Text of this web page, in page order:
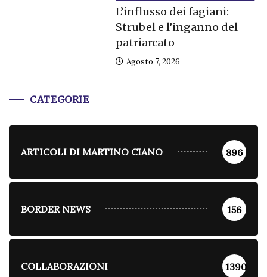
L’influsso dei fagiani:
Strubel e l’inganno del
patriarcato
Agosto 7, 2026
CATEGORIE
ARTICOLI DI MARTINO CIANO 896
BORDER NEWS 156
COLLABORAZIONI 1390